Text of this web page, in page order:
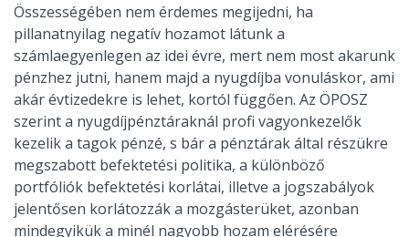
Összességében nem érdemes megijedni, ha
pillanatnyilag negatív hozamot látunk a
számlaegyenlegen az idei évre, mert nem most akarunk
pénzhez jutni, hanem majd a nyugdíjba vonuláskor, ami
akár évtizedekre is lehet, kortól függően. Az ÖPOSZ
szerint a nyugdíjpénztáraknál profi vagyonkezelők
kezelik a tagok pénzé, s bár a pénztárak által részükre
megszabott befektetési politika, a különböző
portfóliók befektetési korlátai, illetve a jogszabályok
jelentősen korlátozzák a mozgásterüket, azonban
mindegyikük a minél nagyobb hozam elérésére